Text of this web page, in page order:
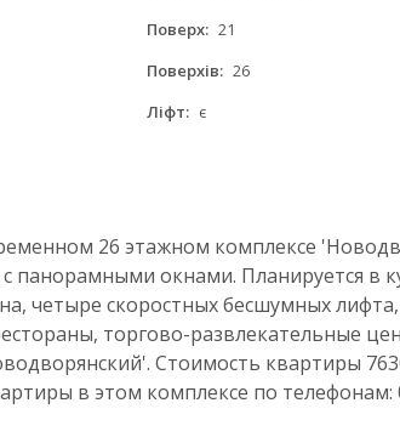
Поверх: 21
Поверхів: 26
Ліфт: є
26 этажном комплексе
панорамными окнами. Планируется в
четыре скоростных бесшумных
торгово-развлекательные
Стоимость квартиры
в этом комплексе по телефонам: